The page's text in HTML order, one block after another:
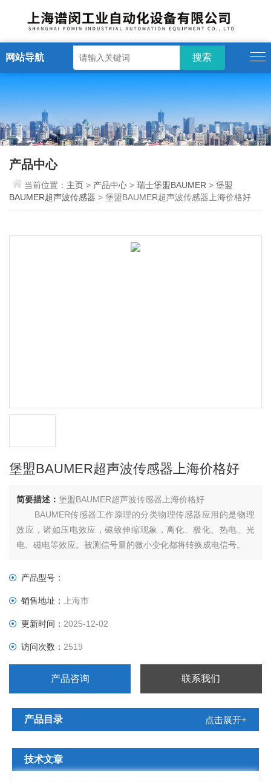
网站导航
产品中心
当前位置： 主页> 产品中心 >瑞士堡盟BAUMER >堡盟
BAUMER超声波传感器 > 堡盟BAUMER超声波传感器上海价格好
堡盟BAUMER超声波传感器上海价格好
简要描述：堡盟BAUMER超声波传感器上海价格好
BAUMER传感器工作原理的分类物理传感器应用的是物理
效应，诸如压电效应，磁致伸缩现象，离化、极化、热电、光
电、磁电等效应。被测信号量的微小变化都将转换成电信号。
产品型号：
销售地址：上海市
更新时间：2025-12-02
访问次数：2519
产品咨询 联系我们
产品目录 点击展开+
技术文章